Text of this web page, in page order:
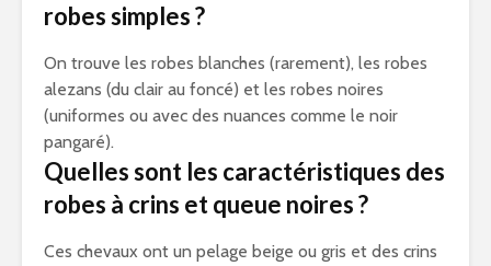
robes simples ?
On trouve les robes blanches (rarement), les robes
alezans (du clair au foncé) et les robes noires
(uniformes ou avec des nuances comme le noir
pangaré).
Quelles sont les caractéristiques des
robes à crins et queue noires ?
Ces chevaux ont un pelage beige ou gris et des crins